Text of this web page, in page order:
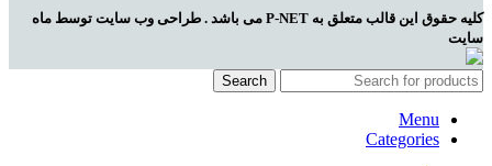
کلیه حقوق این قالب متعلق به P-NET می باشد . طراحی وب سایت توسط ماه
سایت
Search
Menu
Categories